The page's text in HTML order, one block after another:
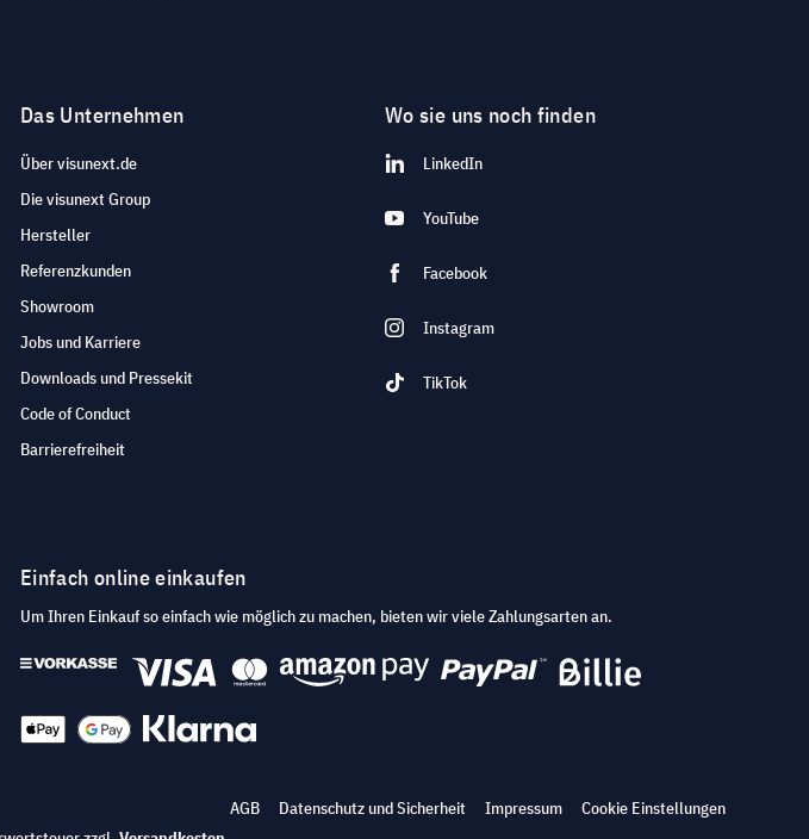
Das Unternehmen
Über visunext.de
Die visunext Group
Hersteller
Referenzkunden
Showroom
Jobs und Karriere
Downloads und Pressekit
Code of Conduct
Barrierefreiheit
Wo sie uns noch finden
LinkedIn
YouTube
Facebook
Instagram
TikTok
Einfach online einkaufen
Um Ihren Einkauf so einfach wie möglich zu machen, bieten wir viele Zahlungsarten an.
AGB Datenschutz und Sicherheit Impressum
Cookie Einstellungen